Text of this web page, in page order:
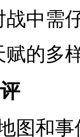
战中需
的多
图和